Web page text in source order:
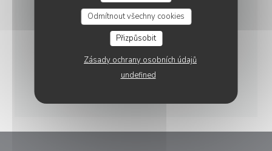
Odmítnout všechny cookies
Přizpůsobit
Zásady ochrany osobních údajů
undefined